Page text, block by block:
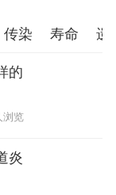
传染 寿命 遗
的
浏览
炎